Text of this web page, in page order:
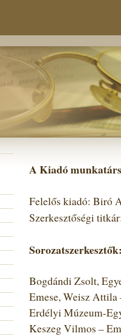
A Kiadó
Felelős kiadó: Biró
Szerkesztőségi
Bogdándi Zsolt,
Emese, Weisz Attila
Erdélyi Múzeum-
Keszeg Vilmos –